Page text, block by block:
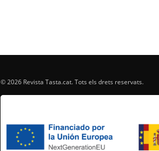
© 2026 Revista Tasta.cat. Tots els drets reservats.